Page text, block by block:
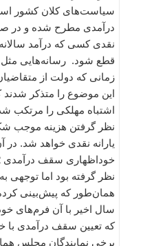
سیاست‌های کلان کشور
درآمدی مطرح شده و در
زمانی که دولت از
این موضوع را متذکر
اشتباه مهلکی را مرتکب
نظر گرفتن هزینه موجب
یارانه نقدی خواهد شد.
نظر گرفته بود اما توجهی
سال اخیر با آن فرم‌های
که تعیین سقف درآمدی با